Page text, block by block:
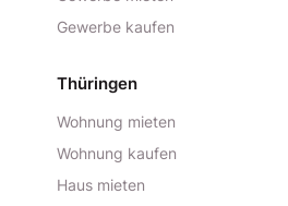
Gewerbe kaufen
Thüringen
Wohnung mieten
Wohnung kaufen
Haus mieten